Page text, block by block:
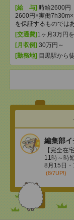
[給 与] 時給2600
2600円×実働
を保証するものでは
[交通費] 1ヶ月3万円
[月収例] 30万円～
[勤務地] 目黒駅から
編集部
【完全在
11時～時
8月15日
(8/7UP!)